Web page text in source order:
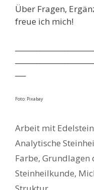
Über Fragen,
freue ich mich!
Foto: Pixabay
Kategorien
Arbeit mit
Schlagwörter
Analytische
Farbe, Grundlagen
Steinheilkunde,